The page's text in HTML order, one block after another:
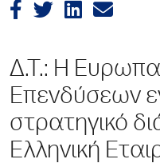
Δ.Τ.: Η
Επενδύσεων
στρατηγικό
Ελληνική